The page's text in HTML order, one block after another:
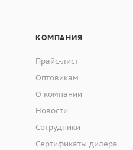
КОМПАНИЯ
Прайс-лист
Оптовикам
О компании
Новости
Сотрудники
Сертификаты дилера